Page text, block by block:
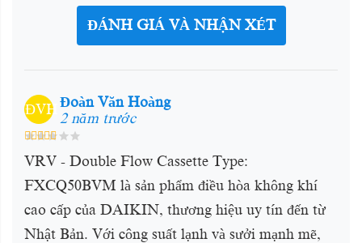
ĐÁNH GIÁ VÀ NHẬN XÉT
ĐVH Đoàn Văn Hoàng
2 năm trước
VRV - Double Flow Cassette Type:
FXCQ50BVM là sản phẩm điều hòa không khí
cao cấp của DAIKIN, thương hiệu uy tín đến từ
Nhật Bản. Với công suất lạnh và sưởi mạnh mẽ,